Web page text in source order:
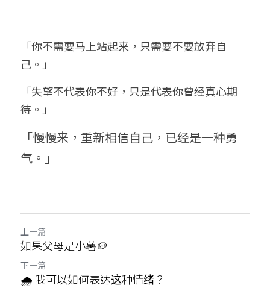
「你不需要马上站起来，只需要不要放弃自
己。」
「失望不代表你不好，只是代表你曾经真心期
待。」
「慢慢来，重新相信自己，已经是一种勇
气。」
上一篇
如果父母是小薯🥔
下一篇
🌧️ 我可以如何表达这种情绪？